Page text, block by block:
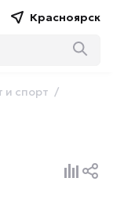
Красноярск
и спорт